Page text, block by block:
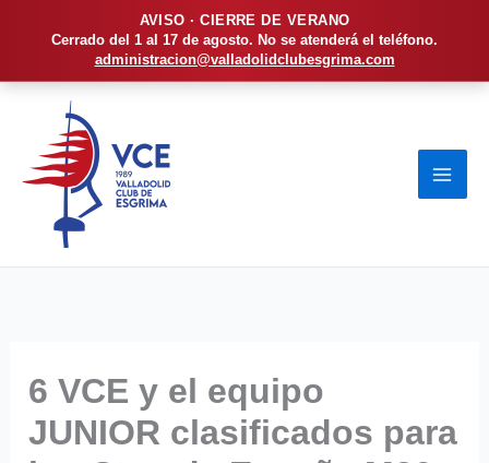
AVISO · CIERRE DE VERANO
Cerrado del 1 al 17 de agosto. No se atenderá el teléfono.
administracion@valladolidclubesgrima.com
contenido
6 VCE y el equipo
JUNIOR clasificados para